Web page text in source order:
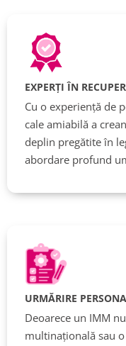
EXPERȚI ÎN
Cu o experiență de
cale amiabilă a
deplin pregătite în
abordare profund
URMĂRIRE
Deoarece un IMM
multinațională sau